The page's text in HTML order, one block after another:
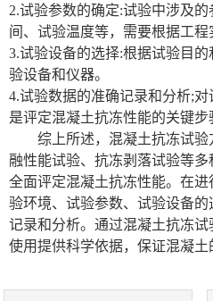
2.试验参数的确定:试验中涉及
间、试验温度等，需要根据工程
3.试验设备的选择:根据试验目
验设备和仪器。
4.试验数据的准确记录和分析;对
是评定混凝土抗冻性能的关键步
综上所述，混凝土抗冻试
融性能试验、抗冻剥落试验等
全面评定混凝土抗冻性能。在
验环境、试验参数、试验设备
记录和分析。通过混凝土抗冻
使用提供科学依据，保证混凝土